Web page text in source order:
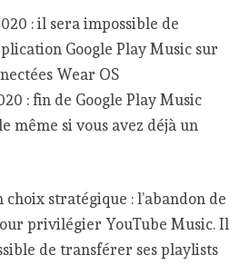
: il sera impossible de
Google Play Music sur
Wear OS
: fin de Google Play Music
même si vous avez déjà un
choix stratégique : l’abandon de
privilégier YouTube Music. Il
de transférer ses playlists